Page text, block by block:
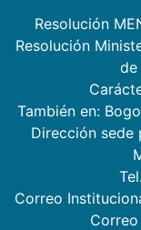
Resolución
Resolución
de
También en:
Dirección sede
Correo